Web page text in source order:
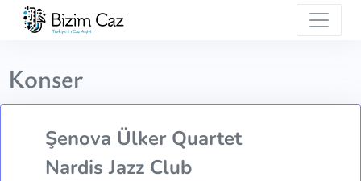
Konser
Şenova Ülker Quartet
Nardis Jazz Club